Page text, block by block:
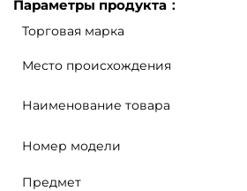
Параметры продукта：
Торговая марка
Место происхождения
Наименование товара
Номер модели
Предмет